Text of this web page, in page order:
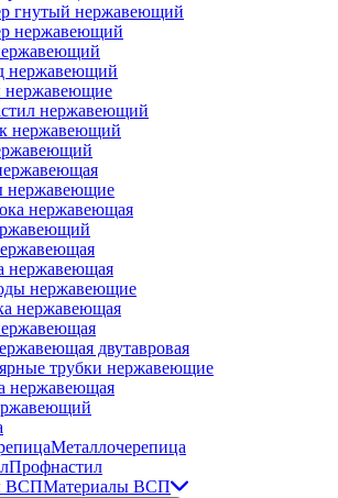
гнутый нержавеющий
нержавеющий
нержавеющий
нержавеющие
нержавеющий
нержавеющий
нержавеющие
нержавеющая
нержавеющая
нержавеющие
нержавеющая
двутавровая
трубки нержавеющие
нержавеющая
Металлочерепица
Профнастил
Материалы ВСП